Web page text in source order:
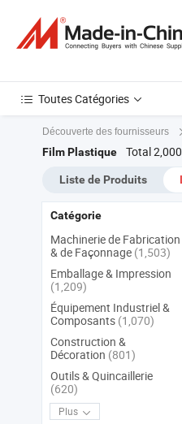
Toutes Catégories
Découverte des fournisseurs
Film Plastique Total
Liste de Produits
Catégorie
Machinerie de Fabrication
& de Façonnage (1,503)
Emballage & Impression
(1,209)
Équipement Industriel &
Composants (1,070)
Construction &
Décoration (801)
Outils & Quincaillerie
(620)
Plus